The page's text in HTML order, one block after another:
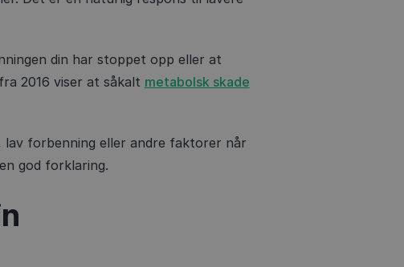
din har stoppet opp eller at
2016 viser at såkalt metabolsk skade
forbenning eller andre faktorer når
god forklaring.